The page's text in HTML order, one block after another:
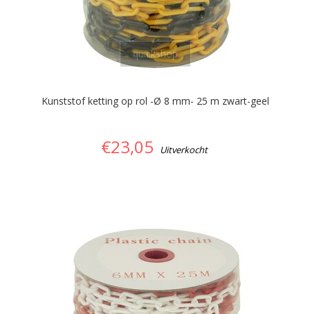
quickshop
Kunststof ketting op rol -Ø 8 mm- 25 m zwart-geel
€23,05 Uitverkocht